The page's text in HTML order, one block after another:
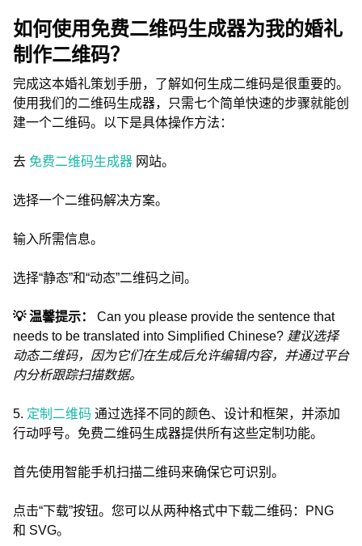
如何使用免费二维码生成器为我的婚礼
制作二维码？
完成这本婚礼策划手册，了解如何生成二维码是很重要的。
使用我们的二维码生成器，只需七个简单快速的步骤就能创
建一个二维码。以下是具体操作方法：
去 免费二维码生成器 网站。
选择一个二维码解决方案。
输入所需信息。
选择“静态”和“动态”二维码之间。
💡 温馨提示： Can you please provide the sentence that
needs to be translated into Simplified Chinese? 建议选择
动态二维码，因为它们在生成后允许编辑内容，并通过平台
内分析跟踪扫描数据。
5. 定制二维码 通过选择不同的颜色、设计和框架，并添加
行动呼号。免费二维码生成器提供所有这些定制功能。
首先使用智能手机扫描二维码来确保它可识别。
点击“下载”按钮。您可以从两种格式中下载二维码：PNG
和 SVG。